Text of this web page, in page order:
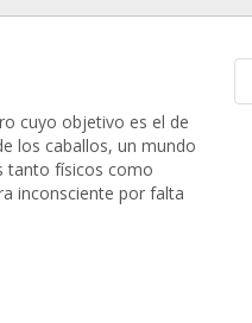
cuyo objetivo es el de
los caballos, un mundo
tanto físicos como
inconsciente por falta